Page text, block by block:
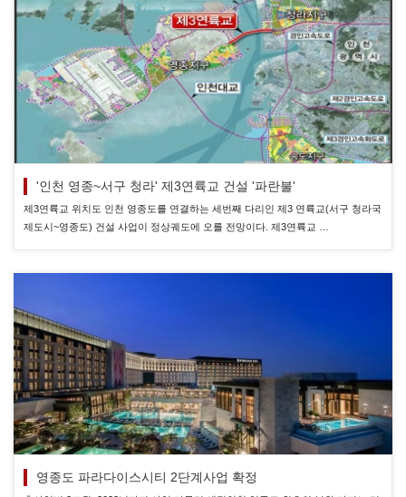
'인천 영종~서구 청라' 제3연륙교 건설 '파란불'
제3연륙교 위치도 인천 영종도를 연결하는 세번째 다리인 제3 연륙교(서구 청라국
제도시~영종도) 건설 사업이 정상궤도에 오를 전망이다. 제3연륙교 …
영종도 파라다이스시티 2단계사업 확정